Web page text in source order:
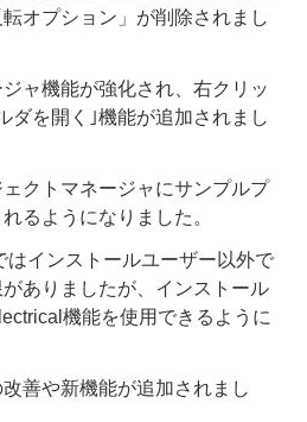
オプション」が削除されまし
ャ機能が強化され、右クリッ
ダを開く｣機能が追加されまし
クトマネージャにサンプルプ
るようになりました。
はインストールユーザー以外で
ありましたが、インストール
機能を使用できるように
善や新機能が追加されまし